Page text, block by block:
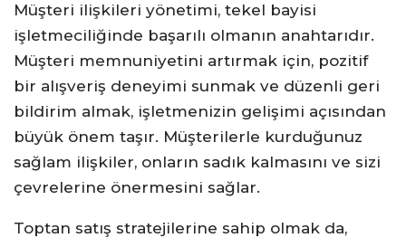
Müşteri ilişkileri yönetimi, tekel bayisi
işletmeciliğinde başarılı olmanın anahtarıdır.
Müşteri memnuniyetini artırmak için, pozitif
bir alışveriş deneyimi sunmak ve düzenli geri
bildirim almak, işletmenizin gelişimi açısından
büyük önem taşır. Müşterilerle kurduğunuz
sağlam ilişkiler, onların sadık kalmasını ve sizi
çevrelerine önermesini sağlar.
Toptan satış stratejilerine sahip olmak da,